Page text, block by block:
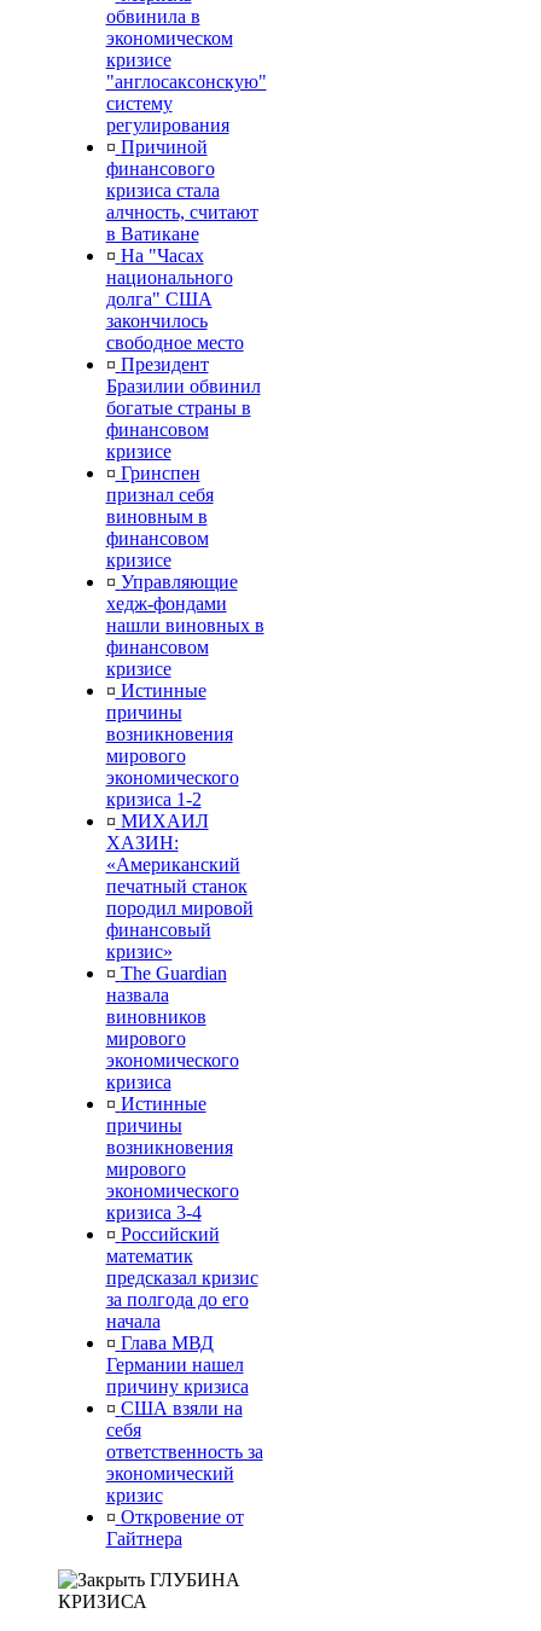
обвинила в
экономическом
кризисе
"англосаксонскую"
систему
регулирования
¤ Причиной
финансового
кризиса стала
алчность, считают
в Ватикане
¤ На "Часах
национального
долга" США
закончилось
свободное место
¤ Президент
Бразилии обвинил
богатые страны в
финансовом
кризисе
¤ Гринспен
признал себя
виновным в
финансовом
кризисе
¤ Управляющие
хедж-фондами
нашли виновных в
финансовом
кризисе
¤ Истинные
причины
возникновения
мирового
экономического
кризиса 1-2
¤ МИХАИЛ
ХАЗИН:
«Американский
печатный станок
породил мировой
финансовый
кризис»
¤ The Guardian
назвала
виновников
мирового
экономического
кризиса
¤ Истинные
причины
возникновения
мирового
экономического
кризиса 3-4
¤ Российский
математик
предсказал кризис
за полгода до его
начала
¤ Глава МВД
Германии нашел
причину кризиса
¤ США взяли на
себя
ответственность за
экономический
кризис
¤ Откровение от
Гайтнера
ГЛУБИНА
КРИЗИСА